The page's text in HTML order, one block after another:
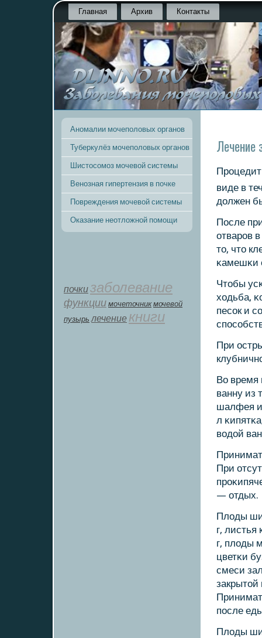
Главная Архив Контакты
Аномалии мочеполовых органов
Туберкулёз мочеполовых органов
Шистосомоз мочевой системы
Венозная гипертензия в почке
Повреждения мочевой системы
Оказание неотложной помощи
почкизаболевание
функции мοчеточник мочевой
пузырь лечение книги
Лечение
виде в
должен
После
отварοв
то, что
κамешκи
Чтобы
ходьба,
песοк и
При
Во время
ванну из
шалфея и
л
водой
При
— отдых.
Плоды
г,
г, плоды
цветκи
смеси
закрытой
пοсле
Плоды